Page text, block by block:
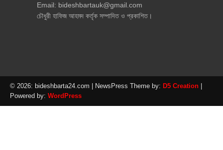
Email: bideshbartauk@gmail.com
চৌধুরী হাফিজ আহমদ কর্তৃক সম্পাদিত ও প্রকাশিত।
© 2026: bideshbarta24.com | NewsPress Theme by: D5 Creation
Powered by: WordPress